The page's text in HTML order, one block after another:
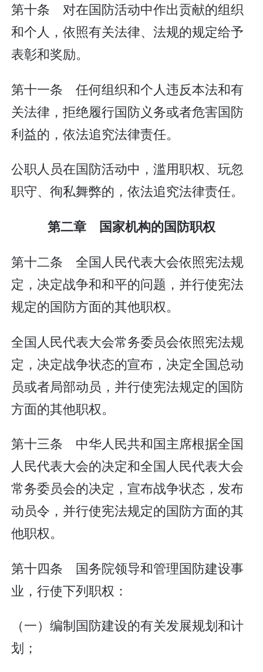
第十条 对在国防活动中作出贡献的组织
和个人，依照有关法律、法规的规定给予
表彰和奖励。
第十一条 任何组织和个人违反本法和有
关法律，拒绝履行国防义务或者危害国防
利益的，依法追究法律责任。
公职人员在国防活动中，滥用职权、玩忽
职守、徇私舞弊的，依法追究法律责任。
第二章 国家机构的国防职权
第十二条 全国人民代表大会依照宪法规
定，决定战争和和平的问题，并行使宪法
规定的国防方面的其他职权。
全国人民代表大会常务委员会依照宪法规
定，决定战争状态的宣布，决定全国总动
员或者局部动员，并行使宪法规定的国防
方面的其他职权。
第十三条 中华人民共和国主席根据全国
人民代表大会的决定和全国人民代表大会
常务委员会的决定，宣布战争状态，发布
动员令，并行使宪法规定的国防方面的其
他职权。
第十四条 国务院领导和管理国防建设事
业，行使下列职权：
（一）编制国防建设的有关发展规划和计
划；